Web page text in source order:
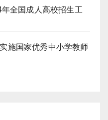
全国成人高校招生工
施国家优秀中小学教师